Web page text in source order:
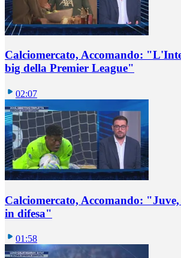
Calciomercato, Accomando:
big della Premier League"
02:07
Calciomercato, Accomando:
in difesa"
01:58